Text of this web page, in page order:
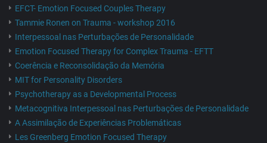
EFCT- Emotion Focused Couples Therapy
Tammie Ronen on Trauma - workshop 2016
Interpessoal nas Perturbações de Personalidade
Emotion Focused Therapy for Complex Trauma - EFTT
Coerência e Reconsolidação da Memória
MIT for Personality Disorders
Psychotherapy as a Developmental Process
Metacognitiva Interpessoal nas Perturbações de Personalidade
A Assimilação de Experiências Problemáticas
Les Greenberg Emotion Focused Therapy